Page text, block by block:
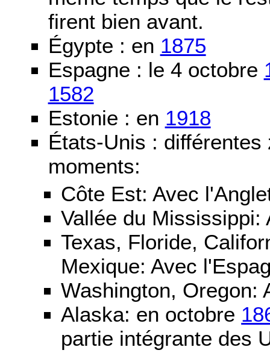
firent bien avant.
Égypte : en 1875
Espagne : le 4 octobre
1582
Estonie : en 1918
États-Unis :
moments:
Côte Est: Avec
Vallée du
Texas, Floride,
Mexique: Avec
Washington, Oregon:
Alaska: en octobre
partie intégrante des